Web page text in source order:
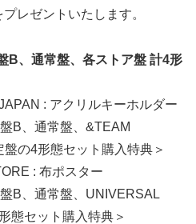
レゼントいたします。
B、通常盤、各ストア盤 計4形
: アクリルキーホルダー
B、通常盤、&TEAM
の4形態セット購入特典＞
: 布ポスター
B、通常盤、UNIVERSAL
態セット購入特典＞